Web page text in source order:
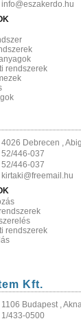
info@eszakerdo.hu
rendszerek
4026 Debrecen ,
52/446-037
52/446-037
kirtaki@freemail.hu
rendszerek
Kft.
1106 Budapest ,
1/433-0500